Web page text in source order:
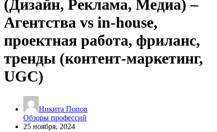
(Дизайн, Реклама, Медиа) –
Агентства vs in-house,
проектная работа, фриланс,
тренды (контент-маркетинг,
UGC)
Никита Попов
Обзоры профессий
25 ноября, 2024